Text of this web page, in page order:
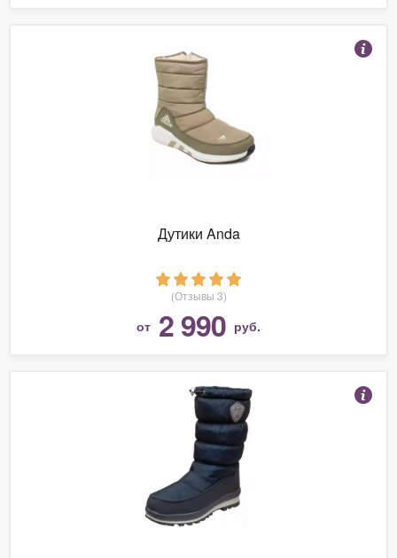
Дутики Anda
(Отзывы 3)
от 2 990 руб.